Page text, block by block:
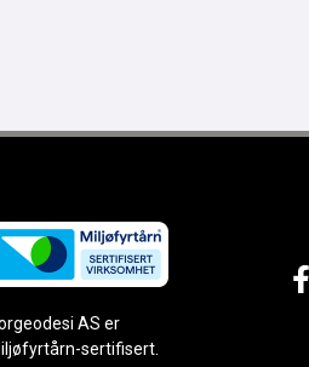
AS er
sertifisert.